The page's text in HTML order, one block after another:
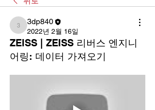
3dp840
3dp840
2022년 2월 16일
ZEISS | ZEISS 리버스 엔지니
어링: 데이터 가져오기